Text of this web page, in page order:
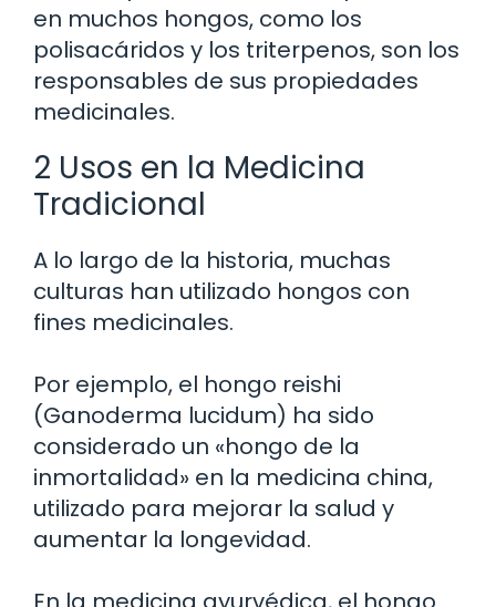
en muchos hongos, como los
polisacáridos y los triterpenos, son los
responsables de sus propiedades
medicinales.
2 Usos en la Medicina
Tradicional
A lo largo de la historia, muchas
culturas han utilizado hongos con
fines medicinales.
Por ejemplo, el hongo reishi
(Ganoderma lucidum) ha sido
considerado un «hongo de la
inmortalidad» en la medicina china,
utilizado para mejorar la salud y
aumentar la longevidad.